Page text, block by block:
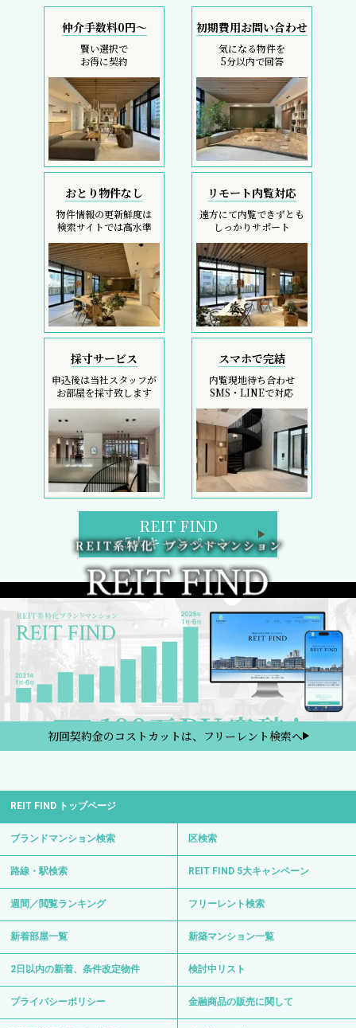
仲介手数料0円～
賢い選択で
お得に契約
初期費用お問い合わせ
気になる物件を
5分以内で回答
おとり物件なし
物件情報の更新鮮度は
検索サイトでは高水準
リモート内覧対応
遠方にて内覧できずとも
しっかりサポート
採寸サービス
申込後は当社スタッフが
お部屋を採寸致します
スマホで完結
内覧現地待ち合わせ
SMS・LINEで対応
REIT FIND
5大キャンペーン
初回契約金のコストカットは、フリーレント検索へ
REIT FIND トップページ
ブランドマンション検索 区検索
路線・駅検索 REIT FIND 5大キャンペーン
週間／閲覧ランキング フリーレント検索
新着部屋一覧 新築マンション一覧
2日以内の新着、条件改定物件 検討中リスト
プライバシーポリシー 金融商品の販売に関して